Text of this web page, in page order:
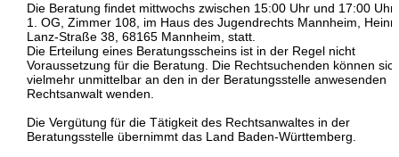
Die Beratung findet mittwochs zwischen 15:00 Uhr und 17:00
1. OG, Zimmer 108, im Haus des Jugendrechts Mannheim,
Lanz-Straße 38, 68165 Mannheim, statt.
Die Erteilung eines Beratungsscheins ist in der Regel nicht
Voraussetzung für die Beratung. Die Rechtsuchenden können
vielmehr unmittelbar an den in der Beratungsstelle anwesenden
Rechtsanwalt wenden.
Die Vergütung für die Tätigkeit des Rechtsanwaltes in der
Beratungsstelle übernimmt das Land Baden-Württemberg.